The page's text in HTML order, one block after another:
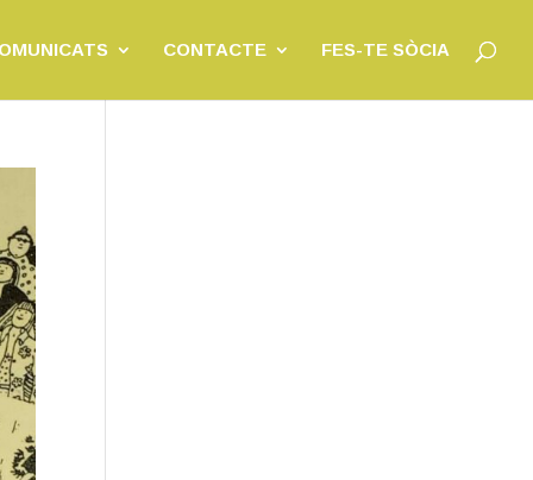
CONTACTE FES-TE SÒCIA